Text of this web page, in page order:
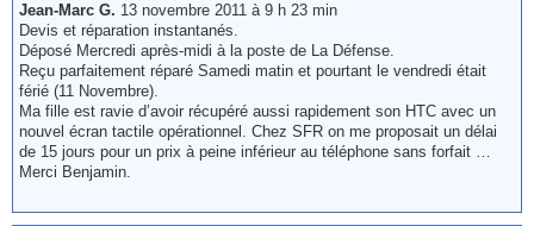
Jean-Marc G. 13 novembre 2011 à 9 h 23 min
Devis et réparation instantanés.
Déposé Mercredi après-midi à la poste de La Défense.
Reçu parfaitement réparé Samedi matin et pourtant le vendredi était
férié (11 Novembre).
Ma fille est ravie d’avoir récupéré aussi rapidement son HTC avec un
nouvel écran tactile opérationnel. Chez SFR on me proposait un délai
de 15 jours pour un prix à peine inférieur au téléphone sans forfait …
Merci Benjamin.